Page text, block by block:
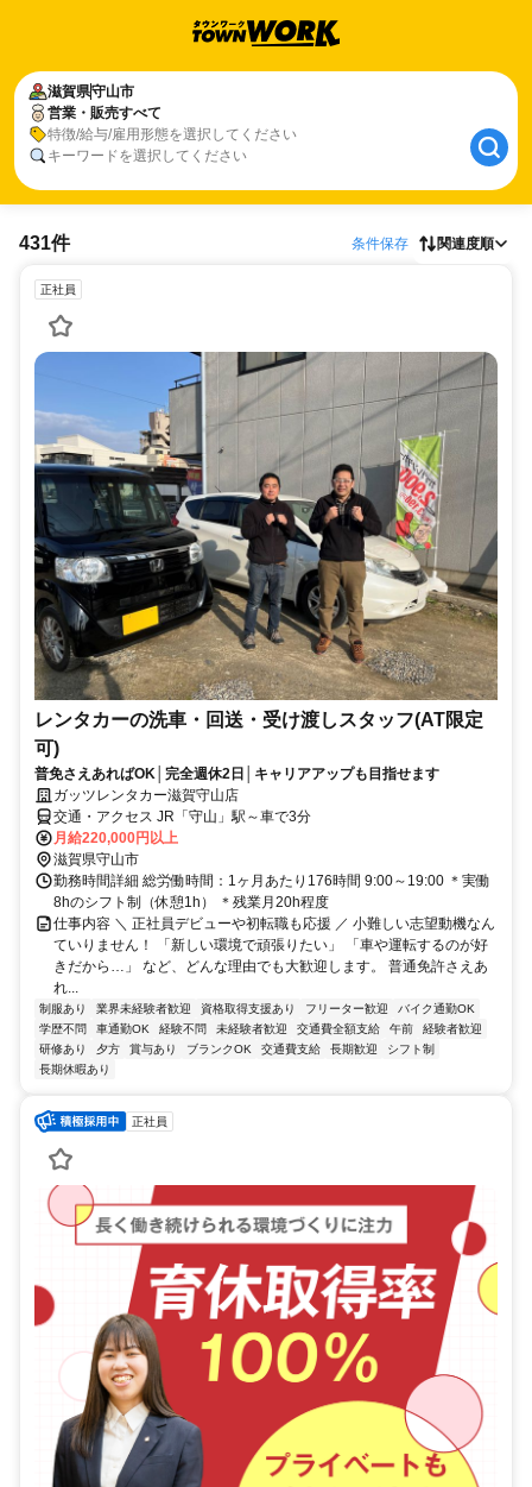
滋賀県守山市
営業・販売すべて
特徴/給与/雇用形態を選択してください
キーワードを選択してください
431件 条件保存 関連度順
正社員
レンタカーの洗車・回送・受け渡しスタッフ(AT限定
可)
普免さえあればOK│完全週休2日│キャリアアップも目指せます
ガッツレンタカー滋賀守山店
交通・アクセス JR「守山」駅～車で3分
月給220,000円以上
滋賀県守山市
勤務時間詳細 総労働時間：1ヶ月あたり176時間 9:00～19:00 ＊実働
8hのシフト制（休憩1h） ＊残業月20h程度
仕事内容 ＼ 正社員デビューや初転職も応援 ／ 小難しい志望動機なん
ていりません！ 「新しい環境で頑張りたい」 「車や運転するのが好
きだから…」 など、どんな理由でも大歓迎します。 普通免許さえあ
れ...
制服あり 業界未経験者歓迎 資格取得支援あり フリーター歓迎
バイク通勤OK
学歴不問
車通勤OK 経験不問 未経験者歓迎 交通費全額支給 午前
経験者歓迎
研修あり
夕方 賞与あり ブランクOK 交通費支給 長期歓迎
シフト制
長期休暇あり
正社員